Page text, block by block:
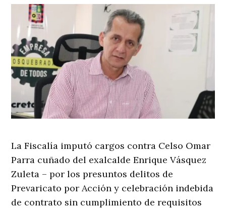
La Fiscalía imputó cargos contra Celso Omar
Parra cuñado del exalcalde Enrique Vásquez
Zuleta – por los presuntos delitos de
Prevaricato por Acción y celebración indebida
de contrato sin cumplimiento de requisitos